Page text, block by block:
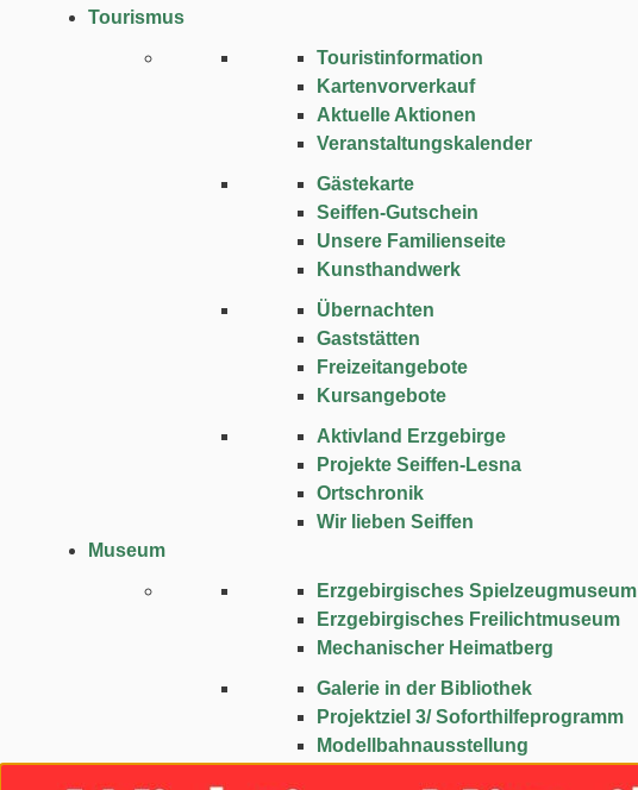
Tourismus
Touristinformation
Kartenvorverkauf
Aktuelle Aktionen
Veranstaltungskalender
Gästekarte
Seiffen-Gutschein
Unsere Familienseite
Kunsthandwerk
Übernachten
Gaststätten
Freizeitangebote
Kursangebote
Aktivland Erzgebirge
Projekte Seiffen-Lesna
Ortschronik
Wir lieben Seiffen
Museum
Erzgebirgisches Spielzeugmuseum
Erzgebirgisches Freilichtmuseum
Mechanischer Heimatberg
Galerie in der Bibliothek
Projektziel 3/ Soforthilfeprogramm
Modellbahnausstellung
Museum und Archiv